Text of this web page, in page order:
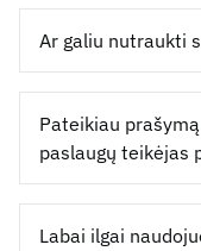
Ar galiu nutraukti
Pateikiau
paslaugų teikėjas
Labai ilgai